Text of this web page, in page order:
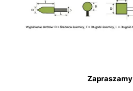
Zapraszamy